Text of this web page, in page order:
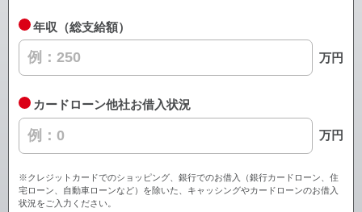
年収（総支給額）
万円
カードローン他社お借入状況
万円
※クレジットカードでのショッピング、銀行でのお借入（銀行カードローン、住
宅ローン、自動車ローンなど）を除いた、キャッシングやカードローンのお借入
状況をご入力ください。